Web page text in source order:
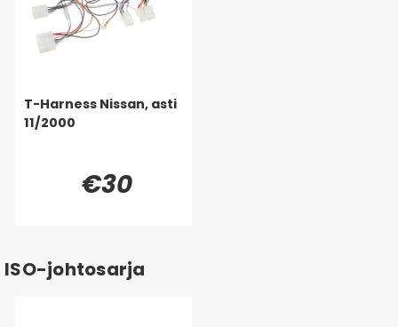
T-Harness Nissan, asti
11/2000
€30
ISO-johtosarja